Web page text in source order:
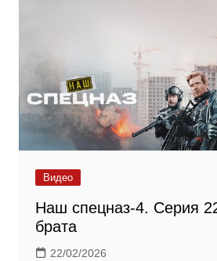
Видео
Наш спецназ-4. Серия
брата
22/02/2026